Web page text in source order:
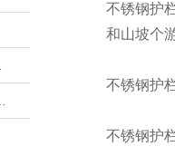
不锈钢护
和山坡个
不锈钢护
不锈钢护